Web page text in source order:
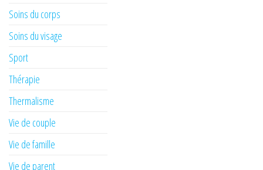
Soins du corps
Soins du visage
Sport
Thérapie
Thermalisme
Vie de couple
Vie de famille
Vie de parent